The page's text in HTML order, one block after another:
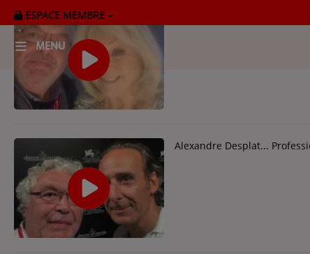
ESPACE MEMBRE
MENU
HOME
CK RADIO Line-up
PODCASTS
Cultur'Ciné - Jean Meurice
Alexandre Desplat...